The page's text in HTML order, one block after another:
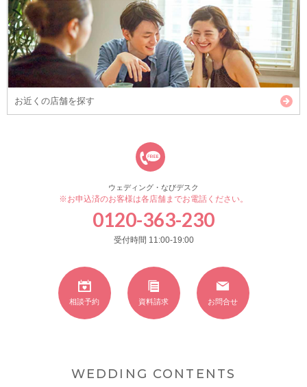
お近くの店舗を探す
ウェディング・なびデスク
※お申込済のお客様は各店舗までお電話ください。
0120-363-230
受付時間 11:00-19:00
相談予約 資料請求 お問合せ
WEDDING CONTENTS